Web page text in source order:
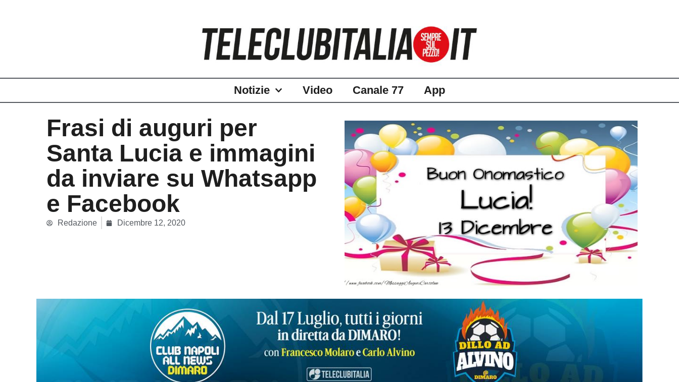
Notizie Video Canale 77 App
Frasi di auguri per
Santa Lucia e immagini
da inviare su Whatsapp
e Facebook
Redazione Dicembre 12, 2020